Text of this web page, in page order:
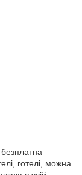
готелі, можна